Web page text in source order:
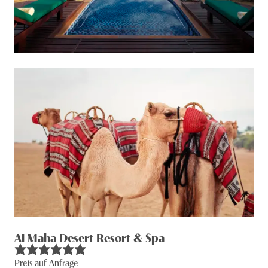
Al Maha Desert Resort & Spa
Preis auf Anfrage